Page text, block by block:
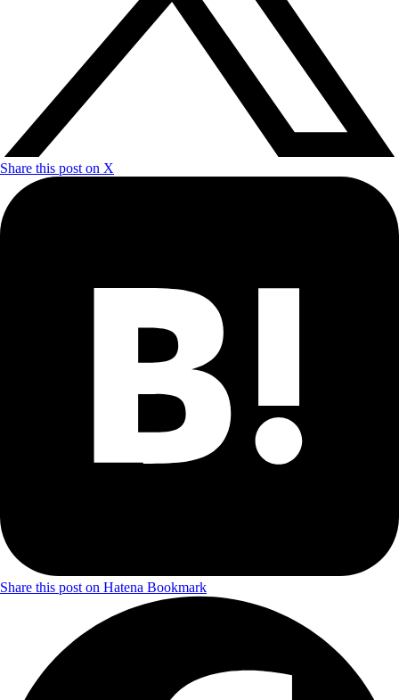
Share this post on X
Share this post on Hatena Bookmark